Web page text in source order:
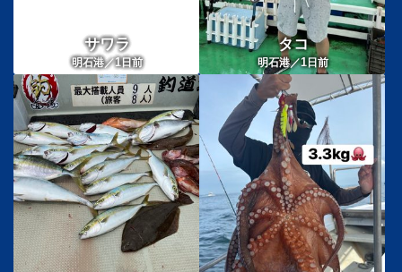
サワラ
明石港／1日前
タコ
明石港／1 日前